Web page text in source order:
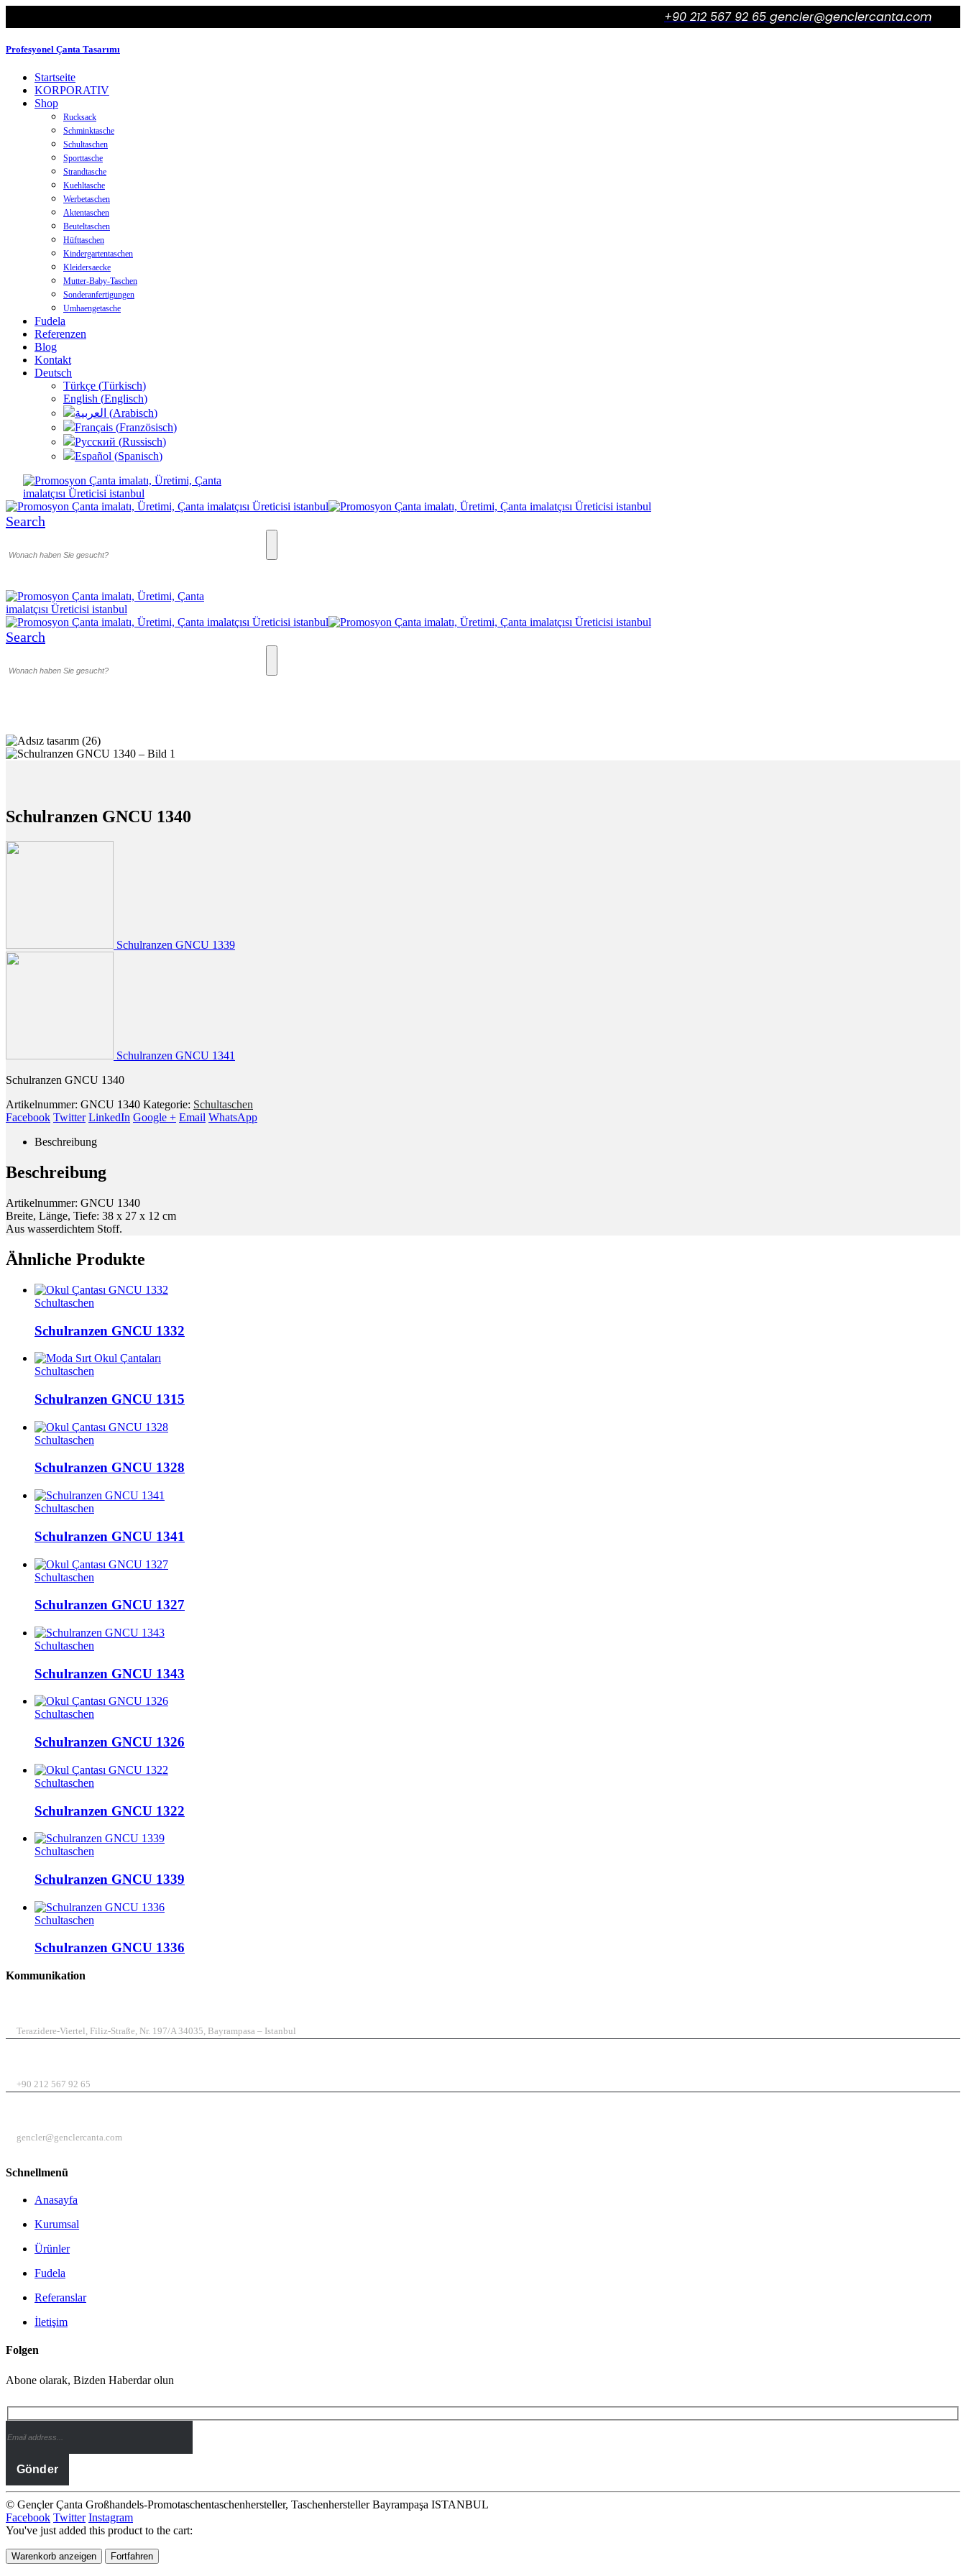
+90 212 567 92 65 gencler@genclercanta.com
Profesyonel Çanta Tasarımı
Startseite
KORPORATIV
Shop
Rucksack
Schminktasche
Schultaschen
Sporttasche
Strandtasche
Kuehltasche
Werbetaschen
Aktentaschen
Beuteltaschen
Hüfttaschen
Kindergartentaschen
Kleidersaecke
Mutter-Baby-Taschen
Sonderanfertigungen
Umhaengetasche
Fudela
Referenzen
Blog
Kontakt
Deutsch
Türkçe (Türkisch)
English (Englisch)
العربية (Arabisch)
Français (Französisch)
Русский (Russisch)
Español (Spanisch)
Search
Search
Schulranzen GNCU 1340
Schulranzen GNCU 1339
Schulranzen GNCU 1341
Schulranzen GNCU 1340
Artikelnummer: GNCU 1340 Kategorie: Schultaschen
Facebook Twitter LinkedIn Google + Email WhatsApp
Beschreibung
Beschreibung
Artikelnummer: GNCU 1340
Breite, Länge, Tiefe: 38 x 27 x 12 cm
Aus wasserdichtem Stoff.
Ähnliche Produkte
Schultaschen
Schulranzen GNCU 1332
Schultaschen
Schulranzen GNCU 1315
Schultaschen
Schulranzen GNCU 1328
Schultaschen
Schulranzen GNCU 1341
Schultaschen
Schulranzen GNCU 1327
Schultaschen
Schulranzen GNCU 1343
Schultaschen
Schulranzen GNCU 1326
Schultaschen
Schulranzen GNCU 1322
Schultaschen
Schulranzen GNCU 1339
Schultaschen
Schulranzen GNCU 1336
Kommunikation
Terazidere-Viertel, Filiz-Straße, Nr. 197/A 34035, Bayrampasa – Istanbul
+90 212 567 92 65
gencler@genclercanta.com
Schnellmenü
Anasayfa
Kurumsal
Ürünler
Fudela
Referanslar
İletişim
Folgen
Abone olarak, Bizden Haberdar olun
© Gençler Çanta Großhandels-Promotaschentaschenhersteller, Taschenhersteller Bayrampaşa ISTANBUL
Facebook Twitter Instagram
You've just added this product to the cart:
Warenkorb anzeigen Fortfahren